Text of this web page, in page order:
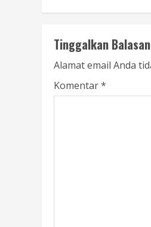
Tinggalkan Balasan
Alamat email Anda
Komentar*